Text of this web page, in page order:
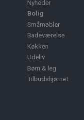
Nyheder
Bolig
Småmøbler
Badeværelse
Køkken
Udeliv
Børn & leg
Tilbudshjørnet